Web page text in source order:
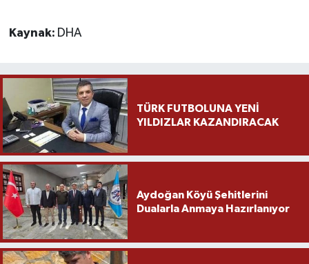
Kaynak: DHA
TÜRK FUTBOLUNA YENİ
YILDIZLAR KAZANDIRACAK
Aydoğan Köyü Şehitlerini
Dualarla Anmaya Hazırlanıyor